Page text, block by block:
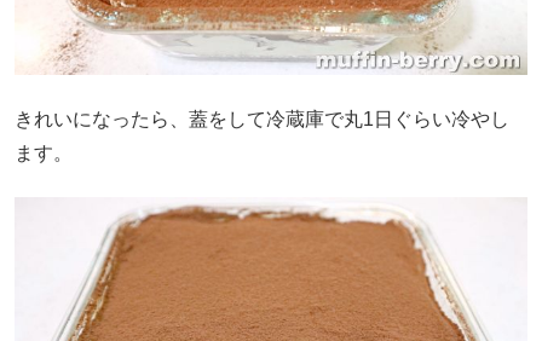
きれいになったら、蓋をして冷蔵庫で丸1日ぐらい冷やし
ます。